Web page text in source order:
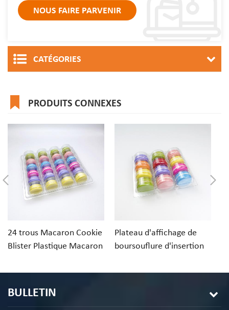
CATÉGORIES
PRODUITS CONNEXES
24 trous Macaron Cookie
Blister Plastique Macaron
Plateau d'affichage de
boursouflure d'insertion
de biscuit de macaron de
BULLETIN